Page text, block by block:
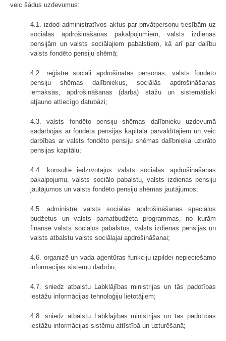
veic šādus uzdevumus:
4.1. izdod administratīvos aktus par privātpersonu tiesībām uz
sociālās apdrošināšanas pakalpojumiem, valsts izdienas
pensijām un valsts sociālajiem pabalstiem, kā arī par dalību
valsts fondēto pensiju shēmā;
4.2. reģistrē sociāli apdrošinātās personas, valsts fondēto
pensiju shēmas dalībniekus, sociālās apdrošināšanas
iemaksas, apdrošināšanas (darba) stāžu un sistemātiski
atjauno attiecīgo datubāzi;
4.3. valsts fondēto pensiju shēmas dalībnieku uzdevumā
sadarbojas ar fondētā pensijas kapitāla pārvaldītājiem un veic
darbības ar valsts fondēto pensiju shēmas dalībnieka uzkrāto
pensijas kapitālu;
4.4. konsultē iedzīvotājus valsts sociālās apdrošināšanas
pakalpojumu, valsts sociālo pabalstu, valsts izdienas pensiju
jautājumos un valsts fondēto pensiju shēmas jautājumos;
4.5. administrē valsts sociālās apdrošināšanas speciālos
budžetus un valsts pamatbudžeta programmas, no kurām
finansē valsts sociālos pabalstus, valsts izdienas pensijas un
valsts atbalstu valsts sociālajai apdrošināšanai;
4.6. organizē un vada aģentūras funkciju izpildei nepieciešamo
informācijas sistēmu darbību;
4.7. sniedz atbalstu Labklājības ministrijas un tās padotības
iestāžu informācijas tehnoloģiju lietotājiem;
4.8. sniedz atbalstu Labklājības ministrijas un tās padotības
iestāžu informācijas sistēmu attīstībā un uzturēšanā;